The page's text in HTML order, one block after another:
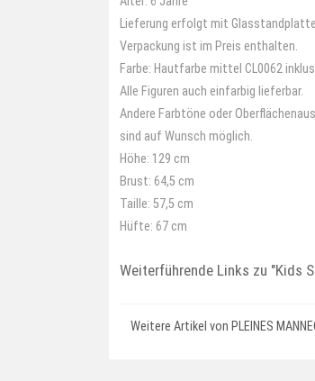
Lieferung erfolgt mit
Verpackung ist im Preis enthalten.
Farbe: Hautfarbe mittel CL0062
Alle Figuren auch einfarbig lieferbar.
Andere Farbtöne oder
sind auf Wunsch möglich.
Höhe: 129 cm
Brust: 64,5 cm
Taille: 57,5 cm
Hüfte: 67 cm
Weiterführende Links zu "Kids
Weitere Artikel von PLEINES